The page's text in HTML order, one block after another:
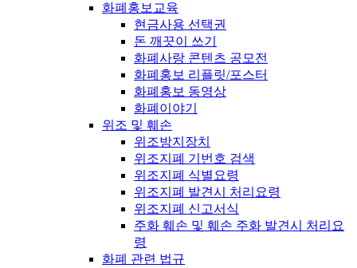
화폐홍보교육
현금사용 선택권
돈 깨끗이 쓰기
화폐사랑 콘텐츠 공모전
화폐홍보 리플릿/포스터
화폐홍보 동영상
화폐이야기
위조 및 훼손
위조방지장치
위조지폐 기번호 검색
위조지폐 식별요령
위조지폐 발견시 처리요령
위조지폐 신고서식
주화 훼손 및 훼손 주화 발견시 처리요
령
화폐 관련 법규